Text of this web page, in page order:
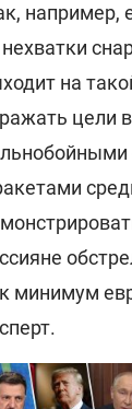
например,
на
цели
минимум